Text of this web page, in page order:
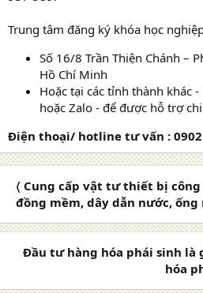
Trung tâm đăng ký khóa học
Số 16/8 Trần Thiện Chánh –
Hồ Chí Minh
Hoặc tại các tỉnh thành khác
hoặc Zalo - để được hỗ trợ
Điện thoại/ hotline tư vấn : 0902
〈 Cung cấp vật tư thiết bị
đồng mềm, dây dẫn nước,
Đầu tư hàng hóa phái sinh là
hóa